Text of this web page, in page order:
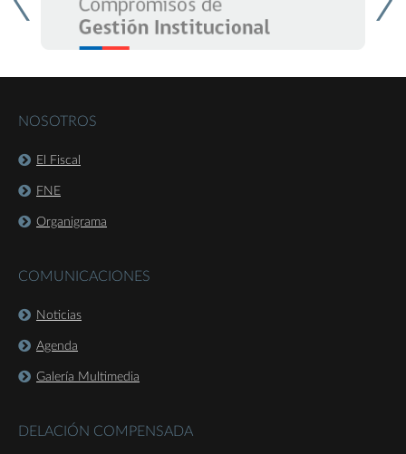
NOSOTROS
El Fiscal
FNE
Organigrama
COMUNICACIONES
Noticias
Agenda
Galería Multimedia
DELACIÓN COMPENSADA